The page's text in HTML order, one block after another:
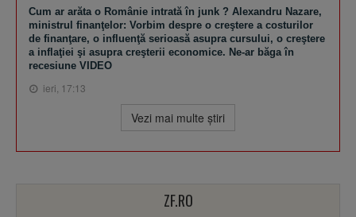
Cum ar arăta o Românie intrată în junk ? Alexandru Nazare,
ministrul finanţelor: Vorbim despre o creştere a costurilor
de finanţare, o influenţă serioasă asupra cursului, o creştere
a inflaţiei şi asupra creşterii economice. Ne-ar băga în
recesiune VIDEO
ieri, 17:13
Vezi mai multe ştiri
ZF.RO